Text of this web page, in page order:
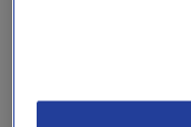
javni